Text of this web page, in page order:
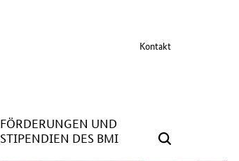
Kontakt
FÖRDERUNGEN UND
STIPENDIEN DES BMI